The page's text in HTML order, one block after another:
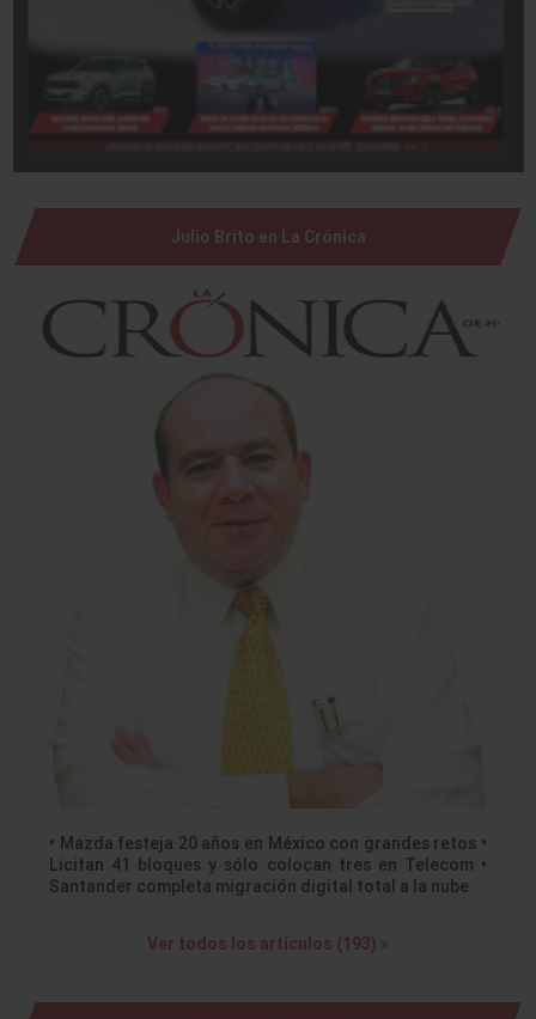
Julio Brito en La Crónica
• Mazda festeja 20 años en México con grandes retos •
Licitan 41 bloques y sólo colocan tres en Telecom •
Santander completa migración digital total a la nube
Ver todos los artículos (193) »